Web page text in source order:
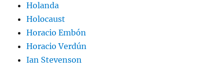
Holanda
Holocaust
Horacio Embón
Horacio Verdún
Ian Stevenson